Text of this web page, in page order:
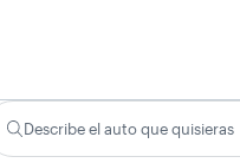
Describe el auto que quisieras